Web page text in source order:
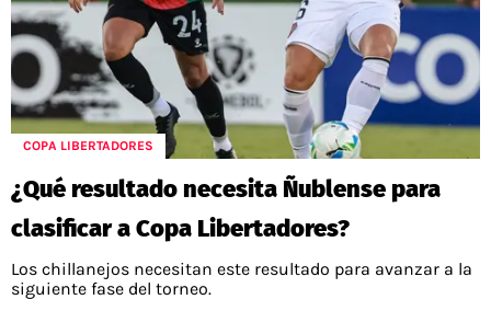
COPA LIBERTADORES
¿Qué resultado necesita Ñublense para
clasificar a Copa Libertadores?
Los chillanejos necesitan este resultado para avanzar a la
siguiente fase del torneo.